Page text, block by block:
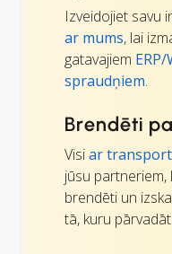
Izveidojiet savu
ar mums, lai
gatavajiem
spraudņiem.
Brendēti
Visiar
jūsu partneriem,
brendēti un
tā, kuru